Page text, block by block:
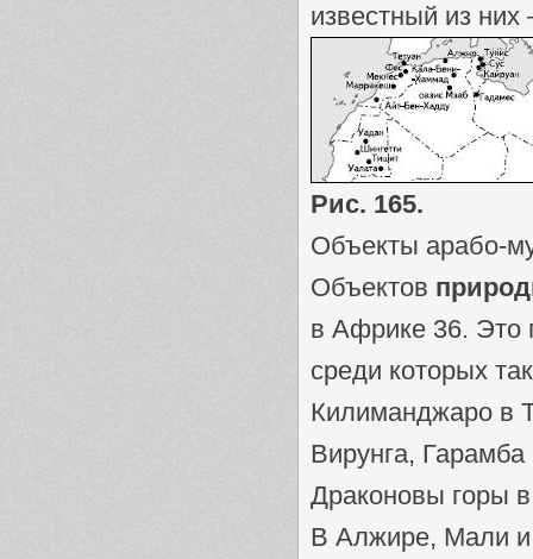
известный из
Рис. 165.
Объекты арабо-
Объектов
в Африке 36. Это
среди которых
Килиманджаро в
Вирунга,
Драконовы горы
В Алжире, Мали